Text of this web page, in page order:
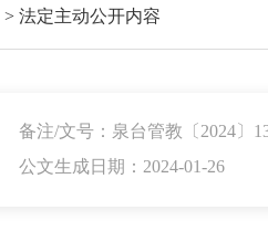
> 法定主动公开内容
备注/文号：泉台管教〔2024〕
公文生成日期：2024-01-26